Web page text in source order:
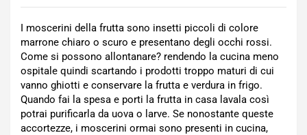
I moscerini della frutta sono insetti piccoli di colore
marrone chiaro o scuro e presentano degli occhi rossi.
Come si possono allontanare? rendendo la cucina meno
ospitale quindi scartando i prodotti troppo maturi di cui
vanno ghiotti e conservare la frutta e verdura in frigo.
Quando fai la spesa e porti la frutta in casa lavala così
potrai purificarla da uova o larve. Se nonostante queste
accortezze, i moscerini ormai sono presenti in cucina,